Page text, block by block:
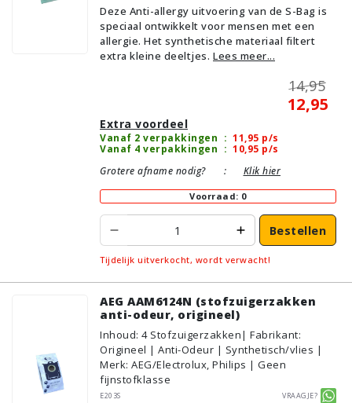
Deze Anti-allergy uitvoering van de S-Bag is
speciaal ontwikkelt voor mensen met een
allergie. Het synthetische materiaal filtert
extra kleine deeltjes. Lees meer...
14,95
12,95
Extra voordeel
Vanaf 2 verpakkingen : 11,95 p/s
Vanaf 4 verpakkingen : 10,95 p/s
Grotere afname nodig?
: Klik hier
Voorraad: 0
Bestellen
Tijdelijk uitverkocht, wordt verwacht!
AEG AAM6124N (stofzuigerzakken
anti-odeur, origineel)
Inhoud: 4 Stofzuigerzakken| Fabrikant:
Origineel | Anti-Odeur | Synthetisch/vlies |
Merk: AEG/Electrolux, Philips | Geen
fijnstofklasse
E203S
Vraagje?